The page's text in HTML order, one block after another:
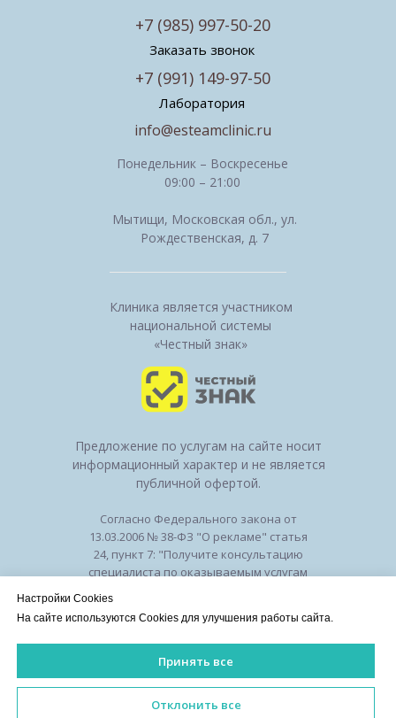
Клиника является участником
национальной системы
«Честный знак»
Понедельник – Воскресенье
09:00 – 21:00
Мытищи, Московская обл., ул.
Рождественская, д. 7
Заказать звонок
Лаборатория
info@esteamclinic.ru
+7 (991) 149-97-50
+7 (985) 997-50-20
Предложение по услугам на сайте носит
информационный характер и не является
публичной офертой.
Согласно Федерального закона от
13.03.2006 № 38-ФЗ "О рекламе" статья
24, пункт 7: "Получите консультацию
специалиста по оказываемым услугам
медицинской деятельности № ЛО-50-01-
010294 от 27.11.2018
©2026 Клиника красоты и здоровья
Оборудование
конфиденциальности
ИМЕЮТСЯ ПРОТИВОПОКАЗАНИЯ. НЕОБХОДИМА
Настройки Cookies
На сайте используются Cookies для улучшения работы сайта.
Принять все
Отклонить все